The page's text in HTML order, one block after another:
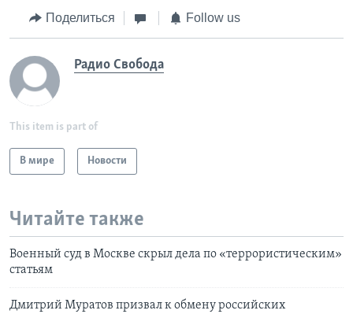
Поделиться Follow us
Радио Свобода
This item is part of
В мире Новости
Читайте также
Военный суд в Москве скрыл дела по «террористическим»
статьям
Дмитрий Муратов призвал к обмену российских